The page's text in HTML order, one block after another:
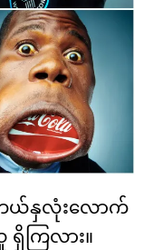
ဘယ်နှလုံးလောက်
ကြလား။